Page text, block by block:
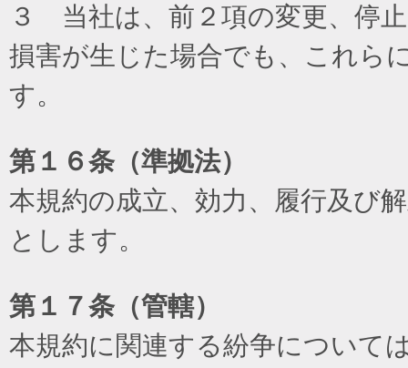
３ 当社は、前２項の変更、停
損害が生じた場合でも、これら
す。
第１６条（準拠法）
本規約の成立、効力、履行及び
とします。
第１７条（管轄）
本規約に関連する紛争について